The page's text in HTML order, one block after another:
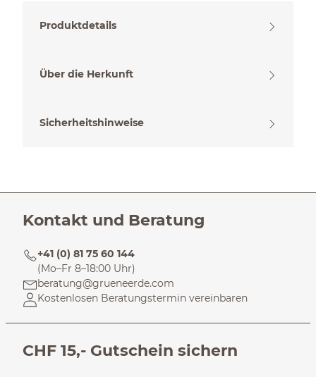
Produktdetails
Über die Herkunft
Sicherheitshinweise
Kontakt und Beratung
+41 (0) 81 75 60 144
(Mo–Fr 8–18:00 Uhr)
beratung@grueneerde.com
Kostenlosen Beratungstermin vereinbaren
CHF 15,- Gutschein sichern